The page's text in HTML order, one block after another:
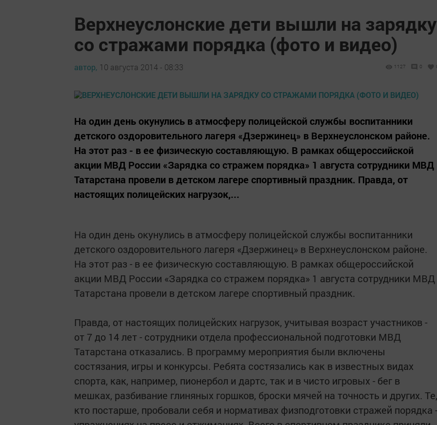
Верхнеуслонские дети вышли на зарядку
со стражами порядка (фото и видео)
автор, 10 августа 2014 - 08:33 1127 0
На один день окунулись в атмосферу полицейской службы воспитанники
детского оздоровительного лагеря «Дзержинец» в Верхнеуслонском районе.
На этот раз - в ее физическую составляющую. В рамках общероссийской
акции МВД России «Зарядка со стражем порядка» 1 августа сотрудники МВД
Татарстана провели в детском лагере спортивный праздник. Правда, от
настоящих полицейских нагрузок,...
На один день окунулись в атмосферу полицейской службы воспитанники
детского оздоровительного лагеря «Дзержинец» в Верхнеуслонском районе.
На этот раз - в ее физическую составляющую. В рамках общероссийской
акции МВД России «Зарядка со стражем порядка» 1 августа сотрудники МВД
Татарстана провели в детском лагере спортивный праздник.
Правда, от настоящих полицейских нагрузок, учитывая возраст участников -
от 7 до 14 лет - сотрудники отдела профессиональной подготовки МВД
Татарстана отказались. В программу мероприятия были включены
состязания, игры и конкурсы. Ребята состязались как в известных видах
спорта, как, например, пионербол и дартс, так и в чисто игровых - бег в
мешках, разбивание глиняных горшков, броски мячей на точность и других. Те,
кто постарше, пробовали себя и нормативах физподготовки стражей порядка -